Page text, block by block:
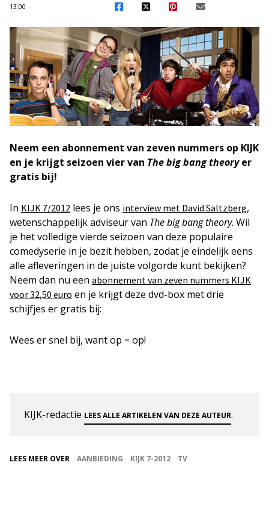
13:00
Neem een abonnement van zeven nummers op KIJK
en je krijgt seizoen vier van The big bang theoryer
gratis bij!
In KIJK 7/2012 lees je ons interview met David Saltzberg,
wetenschappelijk adviseur van The big bang theory. Wil
je het volledige vierde seizoen van deze populaire
comedyserie in je bezit hebben, zodat je eindelijk eens
alle afleveringen in de juiste volgorde kunt bekijken?
Neem dan nu een abonnement van zeven nummers KIJK
voor 32,50 euro en je krijgt deze dvd-box met drie
schijfjes er gratis bij:
Wees er snel bij, want op = op!
KIJK-redactie LEES ALLE ARTIKELEN VAN DEZE AUTEUR.
LEES MEER OVER AANBIEDING KIJK 7-2012 TV